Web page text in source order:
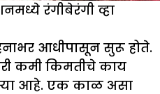
रंगीबेरंगी व्हा
आधीपासून सुरू होते.
कमी किमतीचे काय
आहे. एक काळ असा